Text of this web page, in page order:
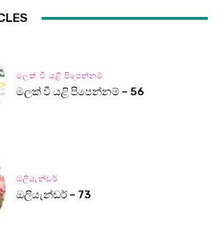
මලක් වී යළි පිපෙන්නම්
මලක් වී යළි පිපෙන්නම් – 56
ඔලියැන්ඩර්
ඔලියැන්ඩර් – 73